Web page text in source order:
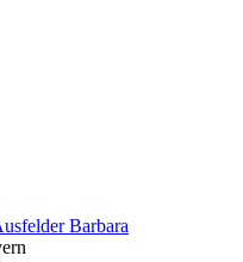
Barbara